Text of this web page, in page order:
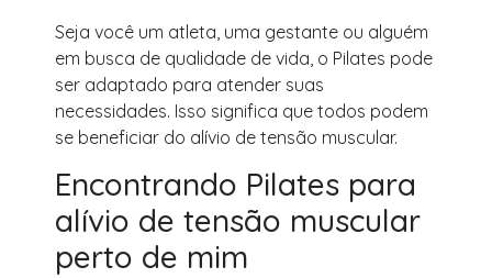
Seja você um atleta, uma gestante ou alguém
em busca de qualidade de vida, o Pilates pode
ser adaptado para atender suas
necessidades. Isso significa que todos podem
se beneficiar do alívio de tensão muscular.
Encontrando Pilates para
alívio de tensão muscular
perto de mim